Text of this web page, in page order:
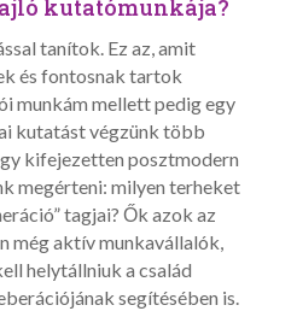
kutatómunkája?
tanítok. Ez az, amit
és fontosnak tartok
munkám mellett pedig egy
kutatást végzünk több
kifejezetten posztmodern
megérteni: milyen terheket
tagjai? Ők azok az
még aktív munkavállalók,
helytállniuk a család
segítésében is.